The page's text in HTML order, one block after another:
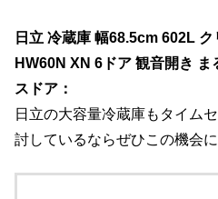
日立 冷蔵庫 幅68.5cm 602L
HW60N XN 6ドア 観音開き
スドア：
日立の大容量冷蔵庫もタイム
討しているならぜひこの機会に